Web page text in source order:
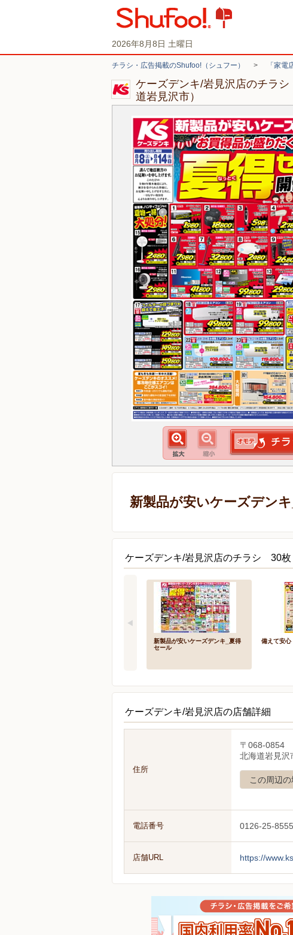
2026年8月8日 土曜日
チラシ・広告掲載のShufoo!（シュフー） > 「家
ケーズデンキ/岩見沢店のチラ
道岩見沢市）
新製品が安いケーズデン
ケーズデンキ/岩見沢店のチラシ 30枚
新製品が安いケーズデンキ_夏得
セール
備えて安心
ケーズデンキ/岩見沢店の店舗詳細
住所
〒068-0854
北海道岩見沢
この周辺
電話番号 0126-25-8555
店舗URL https://